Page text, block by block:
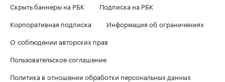
Скрыть баннеры на РБК
Подписка на РБК
Корпоративная подписка
Информация об ограничениях
О соблюдении авторских прав
Пользовательское соглашение
Политика в отношении обработки персональных данных